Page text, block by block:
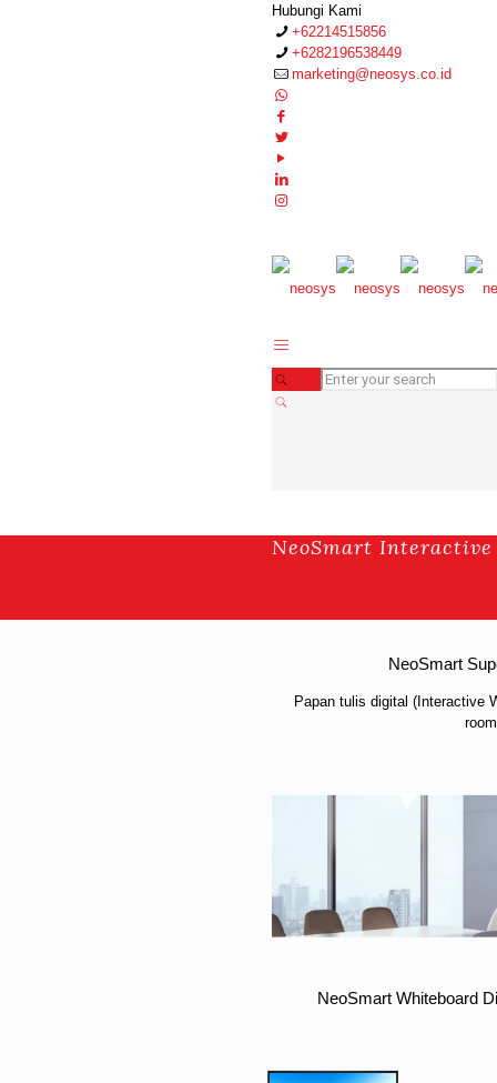
Hubungi Kami
+62214515856
+6282196538449
marketing@neosys.co.id
NeoSmart
NeoSmart
Papan tulis digital (Interactive
NeoSmart Whiteboard